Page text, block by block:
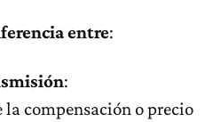
entre:
:
compensación o precio